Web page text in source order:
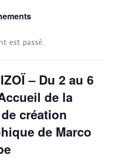
est passé.
– Du 2 au 6
de la
création
de Marco